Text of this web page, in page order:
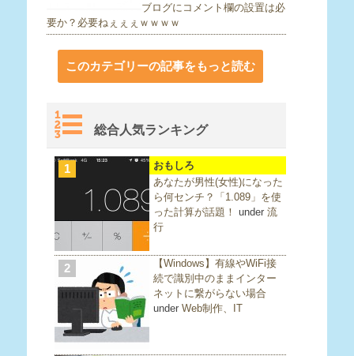
ブログにコメント欄の設置は必
要か？必要ねぇぇぇｗｗｗｗ
このカテゴリーの記事をもっと読む
総合人気ランキング
1
おもしろ
あなたが男性(女性)になった
ら何センチ？「1.089」を使
った計算が話題！ under 流
行
2
【Windows】有線やWiFi接
続で識別中のままインター
ネットに繋がらない場合
under Web制作、IT